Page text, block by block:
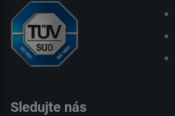
Sledujte nás